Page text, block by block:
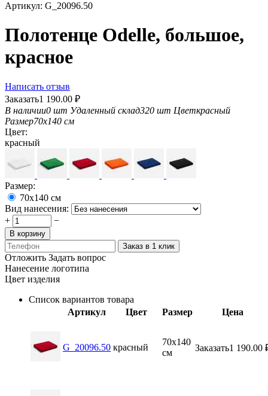
Артикул: G_20096.50
Полотенце Odelle, большое,
красное
Написать отзыв
Заказать1 190.00 ₽
В наличии0 шт Удаленный склад320 шт Цветкрасный
Размер70х140 см
Цвет:
красный
Размер:
70х140 см
Вид нанесения:
+
−
В корзину
Заказ в 1 клик
Отложить Задать вопрос
Нанесение логотипа
Цвет изделия
Список вариантов товара
Артикул
Цвет Размер Цена
G_20096.50 красный
70х140
см
Заказать1 190.00